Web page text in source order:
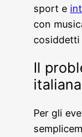
sport e
con
cosiddetti
Il
Per gli